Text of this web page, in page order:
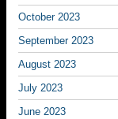
October 2023
September 2023
August 2023
July 2023
June 2023